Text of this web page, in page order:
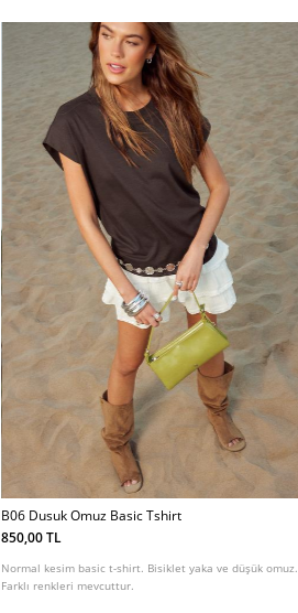
B06 Dusuk Omuz Basic Tshirt
850,00 TL
Normal kesim basic t-shirt. Bisiklet yaka ve düşük omuz.
Farklı renkleri mevcuttur.